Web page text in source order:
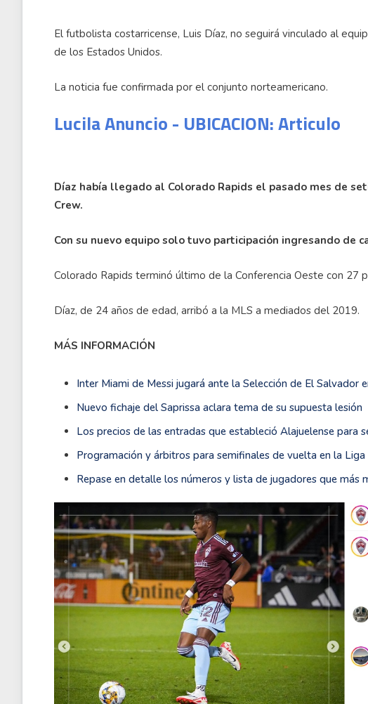
El futbolista costarricense, Luis Díaz, no seguirá vinculado al
de los Estados Unidos.
La noticia fue confirmada por el conjunto norteamericano.
Lucila Anuncio - UBICACION: Articulo
Díaz había llegado al Colorado Rapids el pasado mes de
Crew.
Con su nuevo equipo solo tuvo participación ingresando de
Colorado Rapids terminó último de la Conferencia Oeste con 27
Díaz, de 24 años de edad, arribó a la MLS a mediados del 2019.
MÁS INFORMACIÓN
Inter Miami de Messi jugará ante la Selección de El Salvador
Nuevo fichaje del Saprissa aclara tema de su supuesta lesión
Los precios de las entradas que estableció Alajuelense para
Programación y árbitros para semifinales de vuelta en la Liga
Repase en detalle los números y lista de jugadores que más